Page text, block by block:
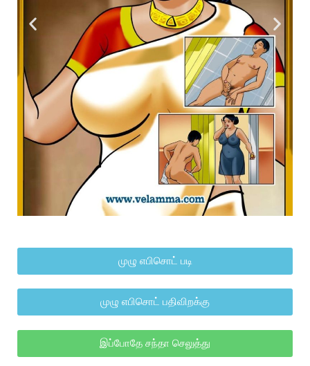
முழு எபிசொட் படி
முழு எபிசொட் பதிவிறக்கு
இப்போதே சந்தா செலுத்து